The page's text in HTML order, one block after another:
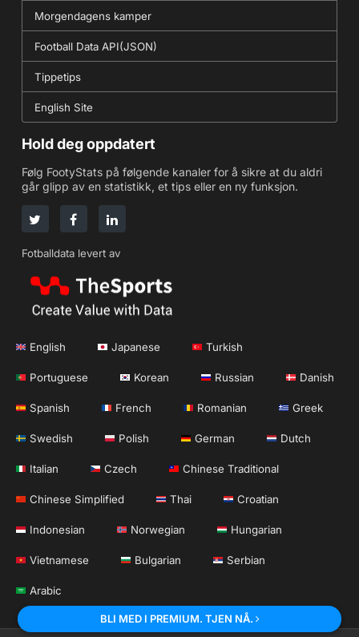
Morgendagens kamper
Football Data API(JSON)
Tippetips
English Site
Hold deg oppdatert
Følg FootyStats på følgende kanaler for å sikre at du aldri
går glipp av en statistikk, et tips eller en ny funksjon.
Fotballdata levert av
English Japanese Turkish
Portuguese Korean Russian Danish
Spanish French Romanian Greek
Swedish Polish German Dutch
Italian Czech Chinese Traditional
Chinese Simplified Thai Croatian
Indonesian Norwegian Hungarian
Vietnamese Bulgarian Serbian
Arabic
BLI MED I PREMIUM. TJEN NÅ.